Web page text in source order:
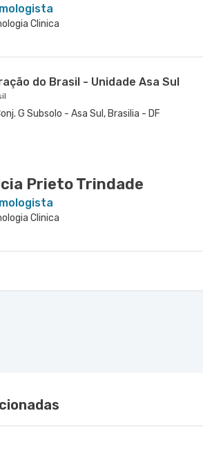
Clinica
do Brasil - Unidade Asa Sul
G Subsolo - Asa Sul, Brasilia - DF
Prieto Trindade
Clinica